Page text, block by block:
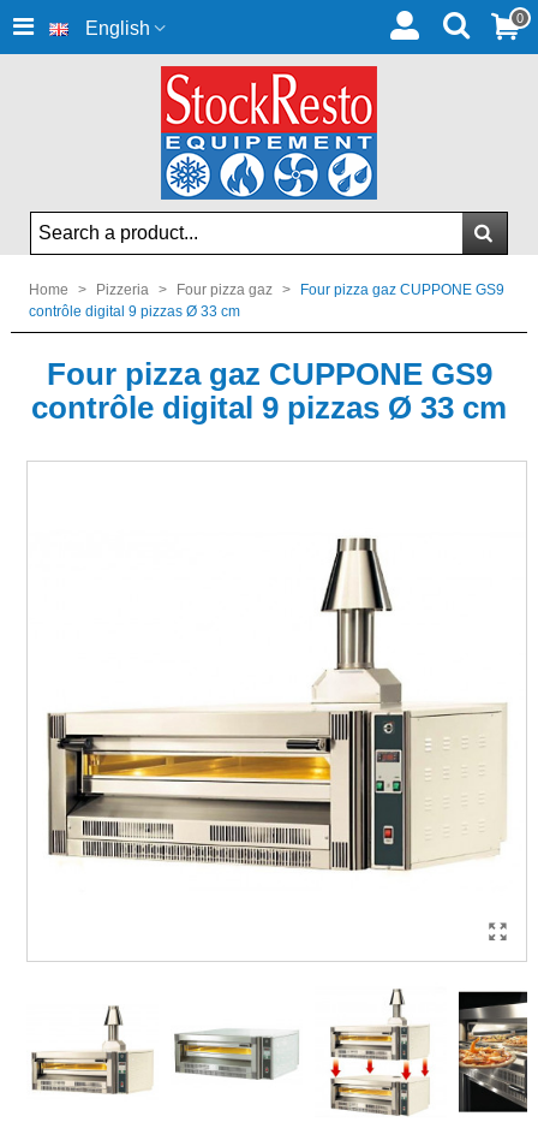
English 0
Home > Pizzeria > Four pizza gaz >
Four pizza gaz CUPPONE GS9
contrôle digital 9 pizzas Ø 33 cm
Four pizza gaz CUPPONE GS9
contrôle digital 9 pizzas Ø 33 cm